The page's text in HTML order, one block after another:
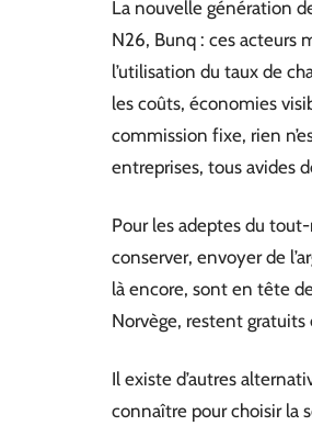
La nouvelle génération
N26, Bunq : ces acteurs
l’utilisation du taux de
les coûts, économies
commission fixe, rien
entreprises, tous avides
Pour les adeptes du
conserver, envoyer de
là encore, sont en tête
Norvège, restent gratuits
Il existe d’autres
connaître pour choisir la